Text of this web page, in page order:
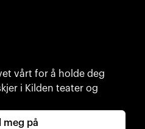
vårt for å holde deg
i Kilden teater og
meg på